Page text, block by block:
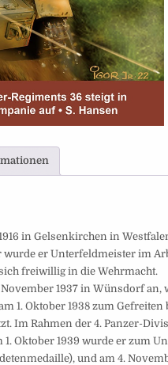
in Gelsenkirchen in
er ­Unterfeldmeister im
freiwillig in die Wehrmacht.
1937 in Wünsdorf
1. Oktober 1938 zum
Im Rahmen der 4. Panzer-
Oktober 1939 wurde er zum
und am 4.